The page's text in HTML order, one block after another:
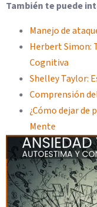
También te puede
Manejo de
Herbert Simon:
Cognitiva
Shelley Taylor:
Comprensión
¿Cómo dejar de
Mente